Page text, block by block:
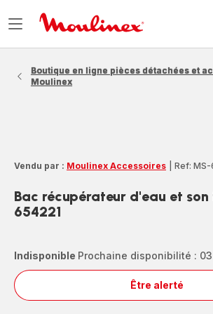
Ouvrir
Boutique en ligne pièces détachées et
Moulinex
Vendu par : Moulinex Accessoires Ref:
Bac récupérateur d'eau et
654221
Indisponible Prochaine disponibilité :
Être alerté
Bac